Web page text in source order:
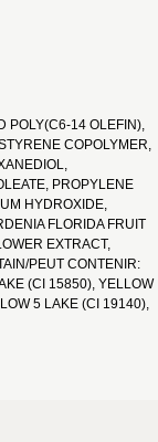
POLY(C6-14 OLEFIN),
COPOLYMER,
PROPYLENE
HYDROXIDE,
FLORIDA FRUIT
EXTRACT,
PEUT CONTENIR:
(CI 15850), YELLOW
5 LAKE (CI 19140),